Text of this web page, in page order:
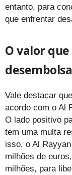
entanto, para
que enfrentar
O valor
Vale destacar
acordo com o Al
O lado positivo
tem uma multa
isso, o Al
milhões de
milhões, para